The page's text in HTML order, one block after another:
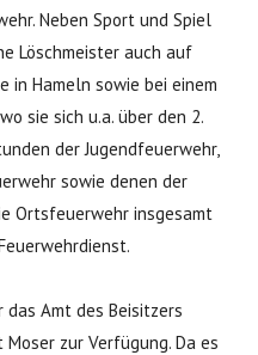
Neben Sport und Spiel
Löschmeister auch auf
in Hameln sowie bei einem
sie sich u.a. über den 2.
der Jugendfeuerwehr,
sowie denen der
Ortsfeuerwehr insgesamt
Amt des Beisitzers
zur Verfügung. Da es